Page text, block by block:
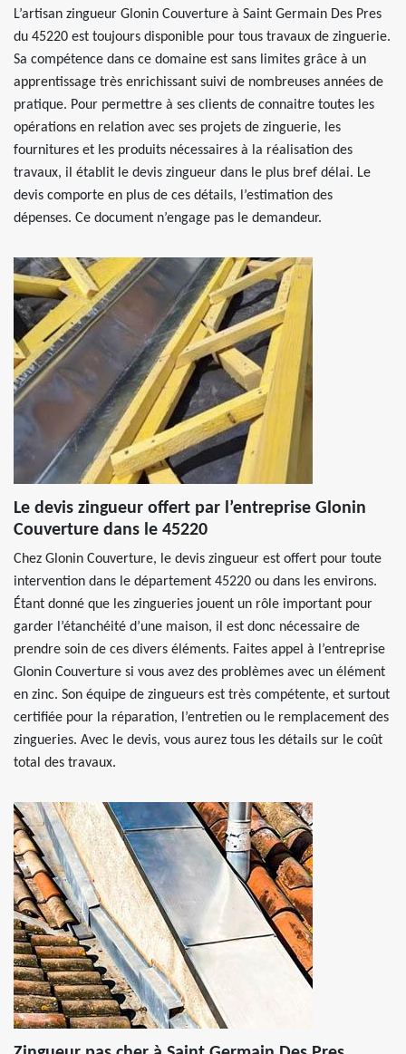
L’artisan zingueur Glonin Couverture à Saint Germain Des Pres
du 45220 est toujours disponible pour tous travaux de zinguerie.
Sa compétence dans ce domaine est sans limites grâce à un
apprentissage très enrichissant suivi de nombreuses années de
pratique. Pour permettre à ses clients de connaitre toutes les
opérations en relation avec ses projets de zinguerie, les
fournitures et les produits nécessaires à la réalisation des
travaux, il établit le devis zingueur dans le plus bref délai. Le
devis comporte en plus de ces détails, l’estimation des
dépenses. Ce document n’engage pas le demandeur.
Le devis zingueur offert par l’entreprise Glonin
Couverture dans le 45220
Chez Glonin Couverture, le devis zingueur est offert pour toute
intervention dans le département 45220 ou dans les environs.
Étant donné que les zingueries jouent un rôle important pour
garder l’étanchéité d’une maison, il est donc nécessaire de
prendre soin de ces divers éléments. Faites appel à l’entreprise
Glonin Couverture si vous avez des problèmes avec un élément
en zinc. Son équipe de zingueurs est très compétente, et surtout
certifiée pour la réparation, l’entretien ou le remplacement des
zingueries. Avec le devis, vous aurez tous les détails sur le coût
total des travaux.